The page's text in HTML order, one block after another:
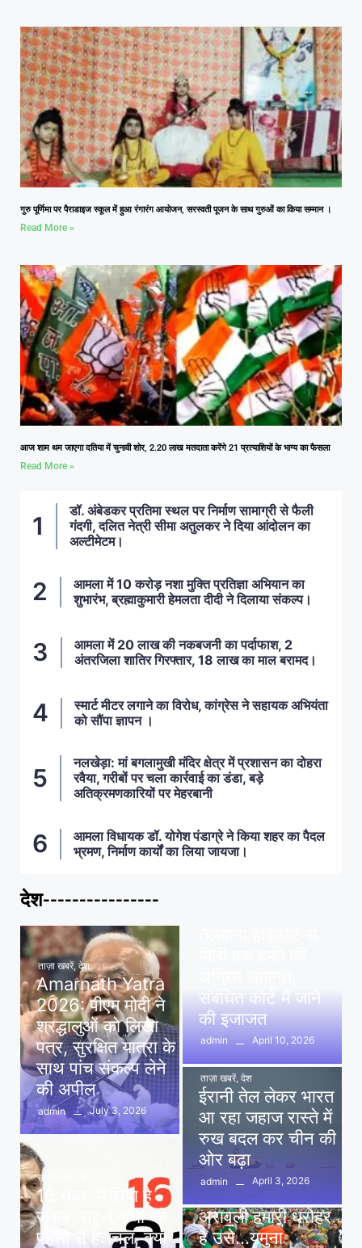
गुरु पूर्णिमा पर पैराडाइज स्कूल में हुआ रंगारंग आयोजन, सरस्वती पूजन के साथ गुरुओं का किया सम्मान ।
Read More »
आज शाम थम जाएगा दतिया में चुनावी शोर, 2.20 लाख मतदाता करेंगे 21 प्रत्याशियों के भाग्य का फैसला
Read More »
डॉ. अंबेडकर प्रतिमा स्थल पर निर्माण सामाग्री से फैली
गंदगी, दलित नेत्री सीमा अतुलकर ने दिया आंदोलन का
अल्टीमेटम।
आमला में 10 करोड़ नशा मुक्ति प्रतिज्ञा अभियान का
शुभारंभ, ब्रह्माकुमारी हेमलता दीदी ने दिलाया संकल्प।
आमला में 20 लाख की नकबजनी का पर्दाफाश, 2
अंतरजिला शातिर गिरफ्तार, 18 लाख का माल बरामद।
स्मार्ट मीटर लगाने का विरोध, कांग्रेस ने सहायक अभियंता
को सौंपा ज्ञापन ।
नलखेड़ा: मां बगलामुखी मंदिर क्षेत्र में प्रशासन का दोहरा
रवैया, गरीबों पर चला कार्रवाई का डंडा, बड़े
अतिक्रमणकारियों पर मेहरबानी
आमला विधायक डॉ. योगेश पंडाग्रे ने किया शहर का पैदल
भ्रमण, निर्माण कार्यों का लिया जायजा।
देश----------------
ताज़ा खबरें, देश
Amarnath Yatra
2026: पीएम मोदी ने
श्रद्धालुओं को लिखा
पत्र, सुरक्षित यात्रा के
साथ पांच संकल्प लेने
की अपील
admin July 3, 2026
ताज़ा खबरें
16 नंबर’ में छिपा है
जवाब: राहुल गांधी की
पहेली से हलचल, क्या
संबंधित कोर्ट में जाने
की इजाजत
admin April 10, 2026
ताज़ा खबरें, देश
ईरानी तेल लेकर भारत
आ रहा जहाज रास्ते में
रुख बदल कर चीन की
ओर बढ़ा
admin
April 3, 2026
अरावली हमारी धरोहर
है उसे…यमुना